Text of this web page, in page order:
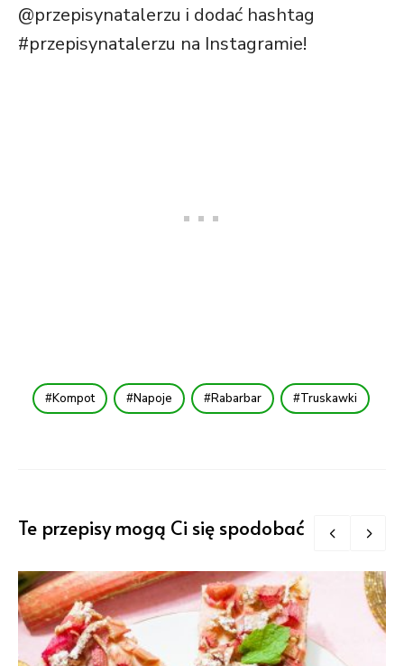
@przepisynatalerzu i dodać hashtag
#przepisynatalerzu na Instagramie!
Kompot Napoje Rabarbar Truskawki
Te przepisy mogą Ci się spodobać